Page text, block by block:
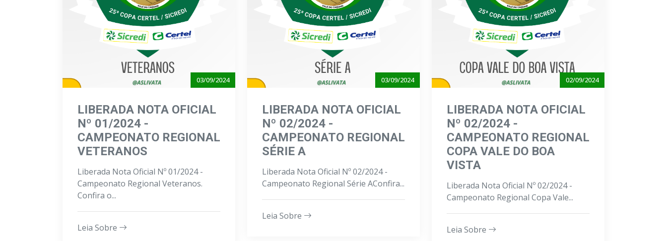
03/09/2024
LIBERADA NOTA OFICIAL
Nº 01/2024 -
CAMPEONATO REGIONAL
VETERANOS
Liberada Nota Oficial Nº 01/2024 -
Campeonato Regional Veteranos.
Confira o...
Leia Sobre
03/09/2024
LIBERADA NOTA OFICIAL
Nº 02/2024 -
CAMPEONATO REGIONAL
SÉRIE A
Liberada Nota Oficial Nº 02/2024 -
Campeonato Regional Série AConfira...
Leia Sobre
02/09/2024
LIBERADA NOTA OFICIAL
Nº 02/2024 -
CAMPEONATO REGIONAL
COPA VALE DO BOA
VISTA
Liberada Nota Oficial Nº 02/2024 -
Campeonato Regional Copa Vale...
Leia Sobre